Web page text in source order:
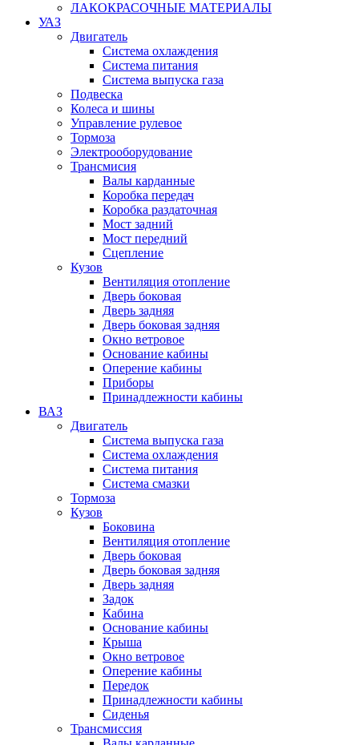
ЛАКОКРАСОЧНЫЕ МАТЕРИАЛЫ
УАЗ
Двигатель
Система охлаждения
Система питания
Система выпуска газа
Подвеска
Колеса и шины
Управление рулевое
Тормоза
Электрооборудование
Трансмисия
Валы карданные
Коробка передач
Коробка раздаточная
Мост задний
Мост передний
Сцепление
Кузов
Вентиляция отопление
Дверь боковая
Дверь задняя
Дверь боковая задняя
Окно ветровое
Основание кабины
Оперение кабины
Приборы
Принадлежности кабины
ВАЗ
Двигатель
Система выпуска газа
Система охлаждения
Система питания
Система смазки
Тормоза
Кузов
Боковина
Вентиляция отопление
Дверь боковая
Дверь боковая задняя
Дверь задняя
Задок
Кабина
Основание кабины
Крыша
Окно ветровое
Оперение кабины
Передок
Принадлежности кабины
Сиденья
Трансмиссия